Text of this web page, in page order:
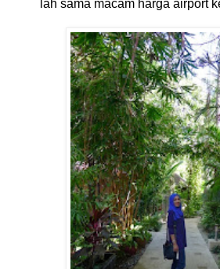
lah sama macam harga airport